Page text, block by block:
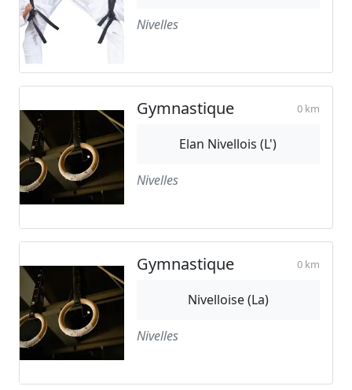
Nivelles
Gymnastique 0 km
Elan Nivellois (L')
Nivelles
Gymnastique 0 km
Nivelloise (La)
Nivelles